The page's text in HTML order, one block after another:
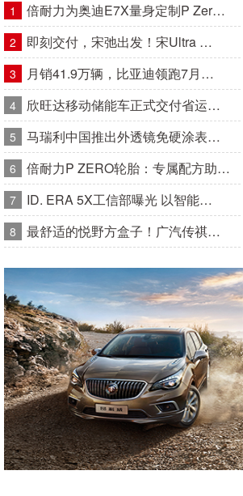
1 倍耐力为奥迪E7X量身定制P Zer…
2 即刻交付，宋弛出发！宋Ultra …
3 月销41.9万辆，比亚迪领跑7月…
4 欣旺达移动储能车正式交付省运…
5 马瑞利中国推出外透镜免硬涂表…
6 倍耐力P ZERO轮胎：专属配方助…
7 ID. ERA 5X工信部曝光 以智能…
8 最舒适的悦野方盒子！广汽传祺…